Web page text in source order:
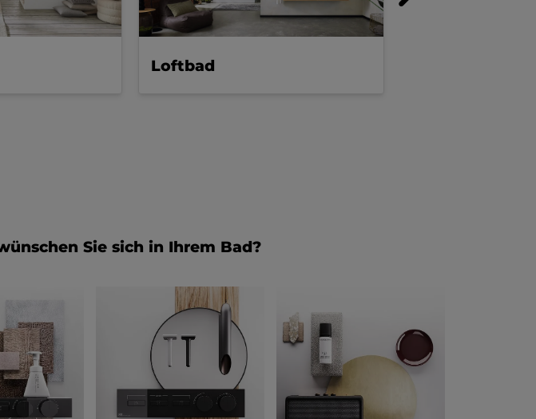
Loftbad
Sie sich in Ihrem Bad?